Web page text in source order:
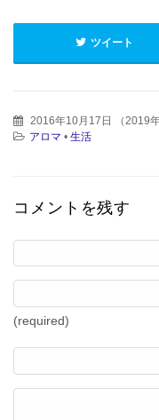
ツイート
2016年10月17日 （2019
アロマ • 生活
コメントを残す
(required)